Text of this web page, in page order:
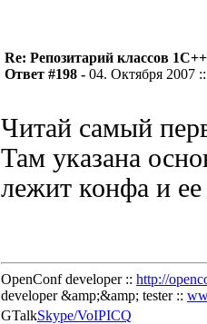
Re: Репозитарий классов
Ответ #198 - 04. Октября 2007
Читай самый
Там указана
лежит конфа и
OpenConf developer :: http://
developer &amp;&amp; tester ::
GTalkSkype/VoIPICQ